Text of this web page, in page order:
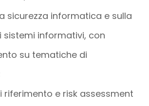
sicurezza informatica e sulla
sistemi informativi, con
su tematiche di
riferimento e risk assessment